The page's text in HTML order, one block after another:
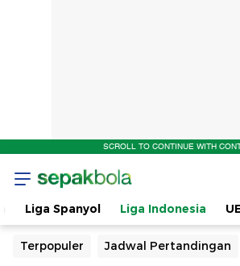
SCROLL TO CONTINUE WITH
Liga Spanyol Liga Indonesia
Terpopuler Jadwal Pertandingan